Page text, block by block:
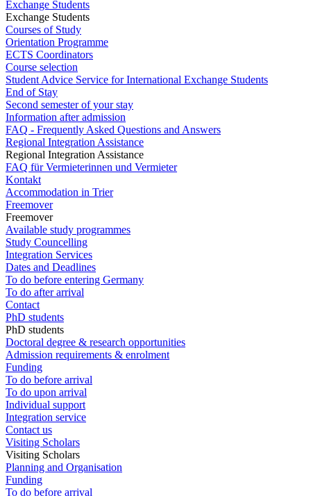
Exchange Students
Exchange Students
Courses of Study
Orientation Programme
ECTS Coordinators
Course selection
Student Advice Service for International Exchange Students
End of Stay
Second semester of your stay
Information after admission
FAQ - Frequently Asked Questions and Answers
Regional Integration Assistance
Regional Integration Assistance
FAQ für Vermieterinnen und Vermieter
Kontakt
Accommodation in Trier
Freemover
Freemover
Available study programmes
Study Councelling
Integration Services
Dates and Deadlines
To do before entering Germany
To do after arrival
Contact
PhD students
PhD students
Doctoral degree & research opportunities
Admission requirements & enrolment
Funding
To do before arrival
To do upon arrival
Individual support
Integration service
Contact us
Visiting Scholars
Visiting Scholars
Planning and Organisation
Funding
To do before arrival